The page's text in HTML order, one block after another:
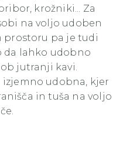
krožniki... Za
na voljo udoben
prostoru pa je tudi
da lahko udobno
jutranji kavi.
udobna, kjer
in tuša na voljo